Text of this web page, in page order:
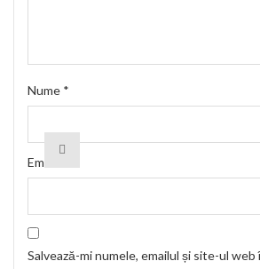
Nume *
Email
Salvează-mi numele, emailul și site-ul